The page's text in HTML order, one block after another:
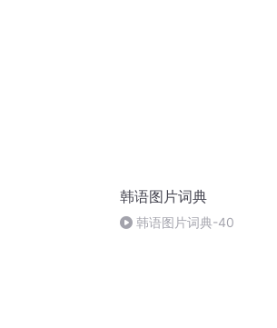
韩语图片词典
韩语图片词典-40